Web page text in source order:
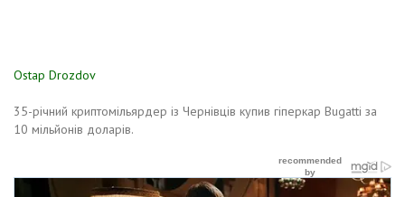
Ostap Drozdov
35-річний криптомільярдер із Чернівців купив гіперкар Bugatti за
10 мільйонів доларів.